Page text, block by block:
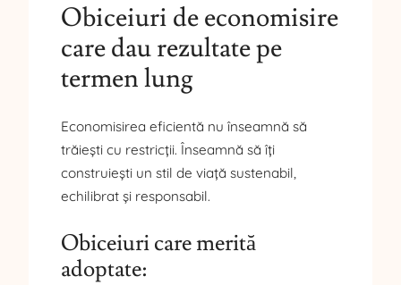
Obiceiuri de economisire
care dau rezultate pe
termen lung
Economisirea eficientă nu înseamnă să
trăiești cu restricții. Înseamnă să îți
construiești un stil de viață sustenabil,
echilibrat și responsabil.
Obiceiuri care merită
adoptate: